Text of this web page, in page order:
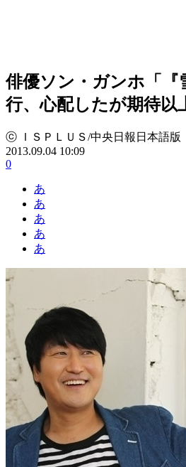
俳優ソン・ガンホ「『
行、心配したが期待以
ⓒ ＩＳＰＬＵＳ/中央日報日本語版
2013.09.04 10:09
0
あ
あ
あ
あ
あ